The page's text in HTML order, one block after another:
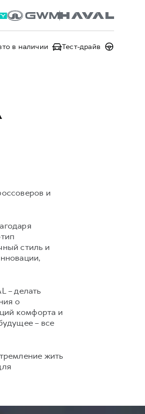
в наличии Тест-драйв
и
стиль и
– делать
о
комфорта и
– все
жить